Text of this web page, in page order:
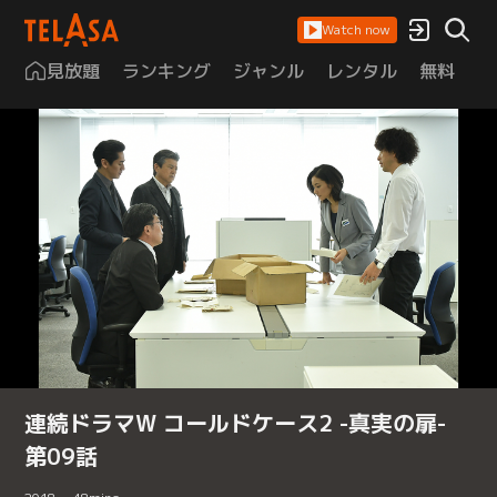
Watch now
見放題 ランキング ジャンル レンタル 無料
連続ドラマW コールドケース2 -真実の扉-
第09話